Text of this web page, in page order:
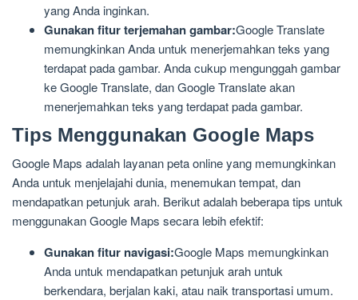
yang Anda inginkan.
Gunakan fitur terjemahan gambar:Google Translate
memungkinkan Anda untuk menerjemahkan teks yang
terdapat pada gambar. Anda cukup mengunggah gambar
ke Google Translate, dan Google Translate akan
menerjemahkan teks yang terdapat pada gambar.
Tips Menggunakan Google Maps
Google Maps adalah layanan peta online yang memungkinkan
Anda untuk menjelajahi dunia, menemukan tempat, dan
mendapatkan petunjuk arah. Berikut adalah beberapa tips untuk
menggunakan Google Maps secara lebih efektif:
Gunakan fitur navigasi:Google Maps memungkinkan
Anda untuk mendapatkan petunjuk arah untuk
berkendara, berjalan kaki, atau naik transportasi umum.